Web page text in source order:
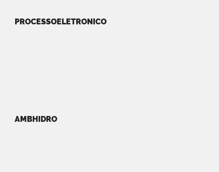
PROCESSOELETRONICO
AMBHIDRO